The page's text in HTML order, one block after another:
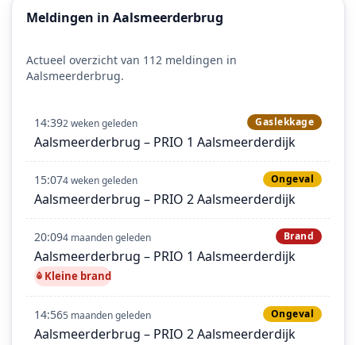
Meldingen in Aalsmeerderbrug
Actueel overzicht van 112 meldingen in
Aalsmeerderbrug.
14:392 weken geleden Gaslekkage
Aalsmeerderbrug – PRIO 1 Aalsmeerderdijk
15:074 weken geleden Ongeval
Aalsmeerderbrug – PRIO 2 Aalsmeerderdijk
20:094 maanden geleden Brand
Aalsmeerderbrug – PRIO 1 Aalsmeerderdijk
Kleine brand
14:565 maanden geleden Ongeval
Aalsmeerderbrug – PRIO 2 Aalsmeerderdijk